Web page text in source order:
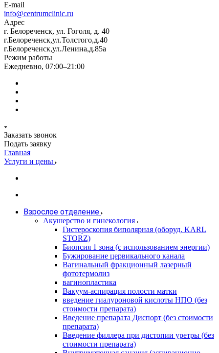
E-mail
info@centrumclinic.ru
Адрес
г. Белореченск, ул. Гоголя, д. 40
г.Белореченск,ул.Толстого,д.40
г.Белореченск,ул.Ленина,д.85а
Режим работы
Ежедневно, 07:00–21:00
Заказать звонок
Подать заявку
Главная
Услуги и цены
Взрослое отделение
Акушерство и гинекология
Гистероскопия биполярная (оборуд. KARL
STORZ)
Биопсия 1 зона (с использованием энергии)
Бужирование цервикального канала
Вагинальный фракционный лазерный
фототермолиз
вагинопластика
Вакуум-аспирация полости матки
введение гиалуроновой кислоты НПО (без
стоимости препарата)
Введение препарата Диспорт (без стоимости
препарата)
Введение филлера при дистопии уретры (без
стоимости препарата)